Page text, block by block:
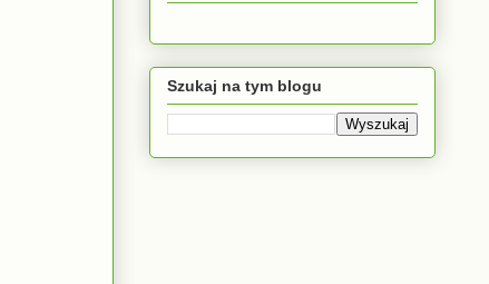
Szukaj na tym blogu